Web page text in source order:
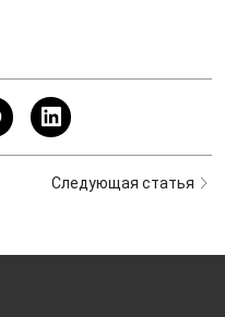
Следующая статья